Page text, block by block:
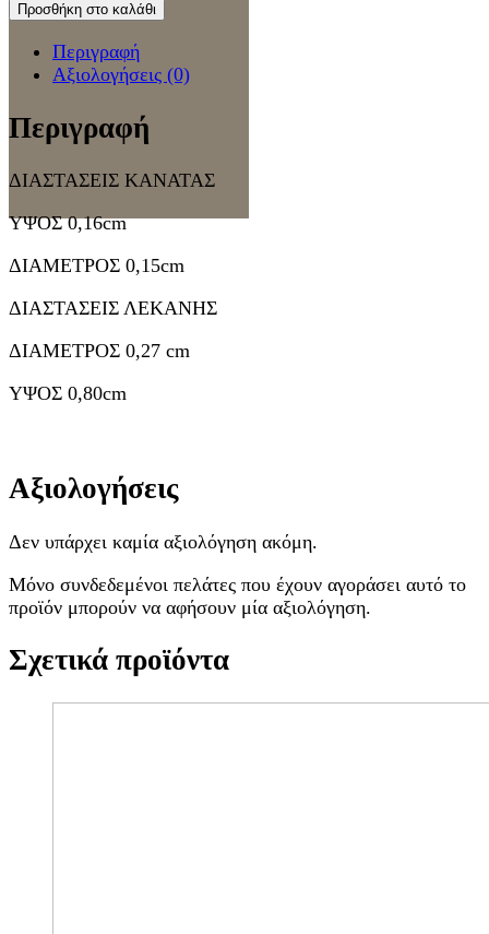
Προσθήκη στο καλάθι
Περιγραφή
Αξιολογήσεις (0)
Περιγραφή
ΔΙΑΣΤΑΣΕΙΣ ΚΑΝΑΤΑΣ
ΥΨΟΣ 0,16cm
ΔΙΑΜΕΤΡΟΣ 0,15cm
ΔΙΑΣΤΑΣΕΙΣ ΛΕΚΑΝΗΣ
ΔΙΑΜΕΤΡΟΣ 0,27 cm
ΥΨΟΣ 0,80cm
Αξιολογήσεις
Δεν υπάρχει καμία αξιολόγηση ακόμη.
Μόνο συνδεδεμένοι πελάτες που έχουν αγοράσει αυτό το
προϊόν μπορούν να αφήσουν μία αξιολόγηση.
Σχετικά προϊόντα